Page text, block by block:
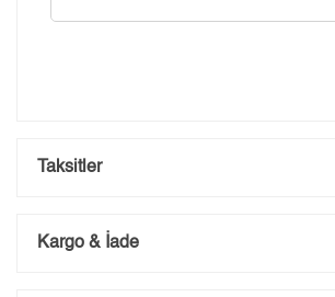
Taksitler
Kargo & İade